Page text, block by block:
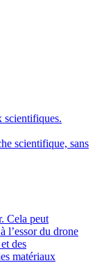
scientifiques.
scientifique, sans
Cela peut
l’essor du drone
des
matériaux